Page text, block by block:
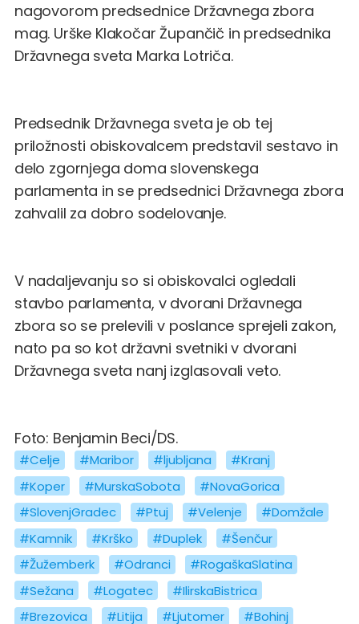
nagovorom predsednice Državnega zbora
mag. Urške Klakočar Župančič in predsednika
Državnega sveta Marka Lotriča.
Predsednik Državnega sveta je ob tej
priložnosti obiskovalcem predstavil sestavo in
delo zgornjega doma slovenskega
parlamenta in se predsednici Državnega zbora
zahvalil za dobro sodelovanje.
V nadaljevanju so si obiskovalci ogledali
stavbo parlamenta, v dvorani Državnega
zbora so se prelevili v poslance sprejeli zakon,
nato pa so kot državni svetniki v dvorani
Državnega sveta nanj izglasovali veto.
Foto: Benjamin Beci/DS.
#Celje #Maribor #ljubljana
#Kranj
#Koper
#MurskaSobota
#NovaGorica
#SlovenjGradec
#Ptuj #Velenje
#Domžale
#Kamnik
#Krško #Duplek
#Šenčur
#Žužemberk
#Odranci
#RogaškaSlatina
#Sežana
#Logatec
#IlirskaBistrica
#Brezovica
#Litija #Ljutomer
#Bohinj